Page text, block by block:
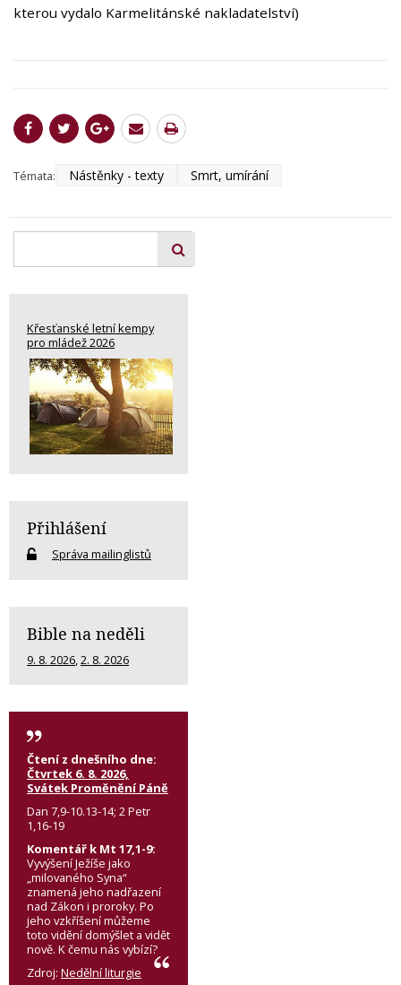
kterou vydalo Karmelitánské nakladatelství)
Témata: Nástěnky - texty Smrt, umírání
Křesťanské letní kempy
pro mládež 2026
Přihlášení
Správa mailinglistů
Bible na neděli
9. 8. 2026,2. 8. 2026
Čtení z dnešního dne:
Čtvrtek 6. 8. 2026,
Svátek Proměnění Páně
Dan 7,9-10.13-14; 2 Petr
1,16-19
Komentář k Mt 17,1-9:
Vyvýšení Ježíše jako
„milovaného Syna“
znamená jeho nadřazení
nad Zákon i proroky. Po
jeho vzkříšení můžeme
toto vidění domýšlet a vidět
nově. K čemu nás vybízí?
Zdroj: Nedělní liturgie